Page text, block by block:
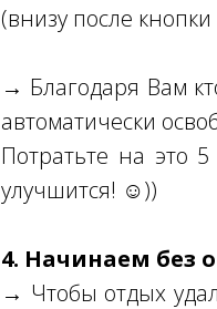
(внизу после кнопки
→ Благодаря Вам
автоматически
Потратьте на это
улучшится! ☺))
4. Начинаем без
→ Чтобы отдых